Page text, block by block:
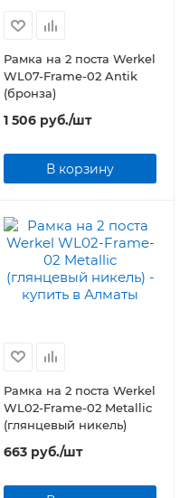
Рамка на 2 поста Werkel
WL07-Frame-02 Antik
(бронза)
1 506руб./шт
В корзину
Рамка на 2 поста Werkel
WL02-Frame-02 Metallic
(глянцевый никель)
663руб./шт